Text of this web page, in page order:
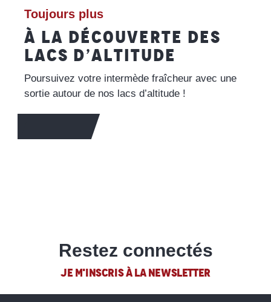
Toujours plus
À LA DÉCOUVERTE DES
LACS D’ALTITUDE
Poursuivez votre intermède fraîcheur avec une
sortie autour de nos lacs d’altitude !
Restez connectés
JE M'INSCRIS À LA NEWSLETTER